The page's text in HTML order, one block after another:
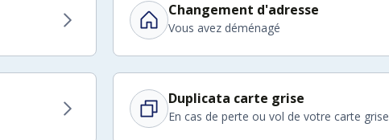
Changement d'adresse
Vous avez déménagé
Duplicata carte grise
En cas de perte ou vol de votre carte grise